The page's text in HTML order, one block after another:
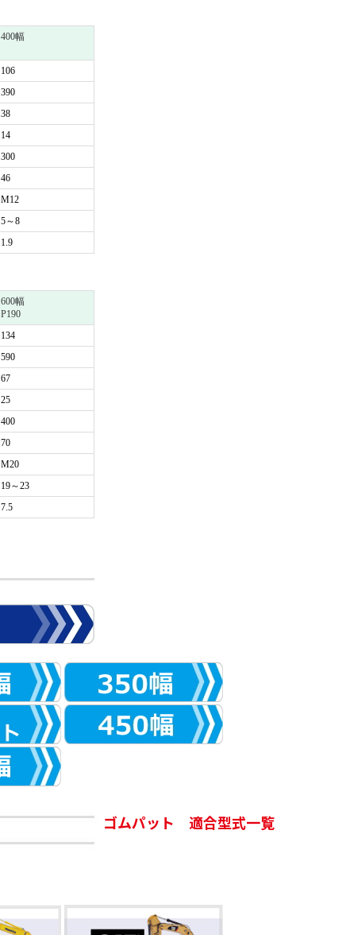
400幅
106
390
38
14
300
46
M12
5～8
1.9
600幅
P190
134
590
67
25
400
70
M20
19～23
7.5
ゴムパット 適合型式一覧